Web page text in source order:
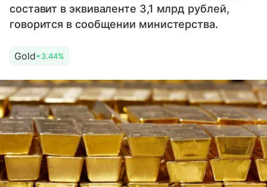
составит в эквиваленте 3,1 млрд рублей,
говорится в сообщении министерства.
Gold+3.44%